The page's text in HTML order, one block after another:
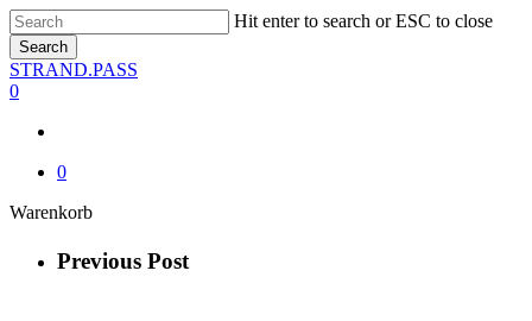
Skip
to
main
content
Hit enter to search or ESC to close
Search
Close
Search
STRAND.PASS
0
0
WarenkorbClose
Previous Post